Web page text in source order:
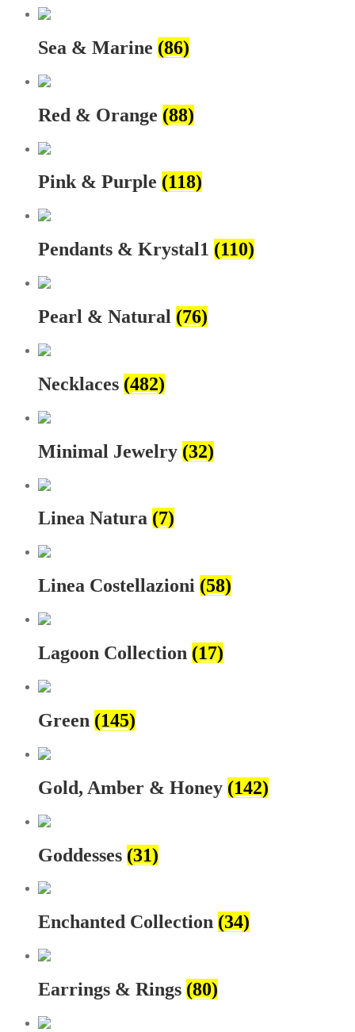
Sea & Marine (86)
Red & Orange (88)
Pink & Purple (118)
Pendants & Krystal1 (110)
Pearl & Natural (76)
Necklaces (482)
Minimal Jewelry (32)
Linea Natura (7)
Linea Costellazioni (58)
Lagoon Collection (17)
Green (145)
Gold, Amber & Honey (142)
Goddesses (31)
Enchanted Collection (34)
Earrings & Rings (80)